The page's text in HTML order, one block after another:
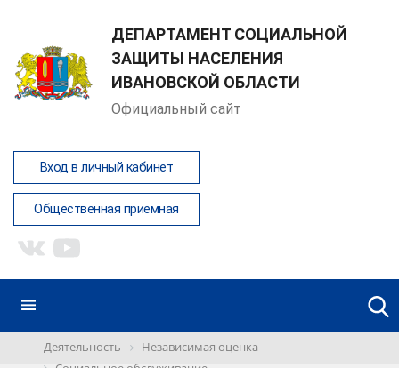
ДЕПАРТАМЕНТ СОЦИАЛЬНОЙ
ЗАЩИТЫ НАСЕЛЕНИЯ
ИВАНОВСКОЙ ОБЛАСТИ
Официальный сайт
Вход в личный кабинет
Общественная приемная
Деятельность
Независимая оценка